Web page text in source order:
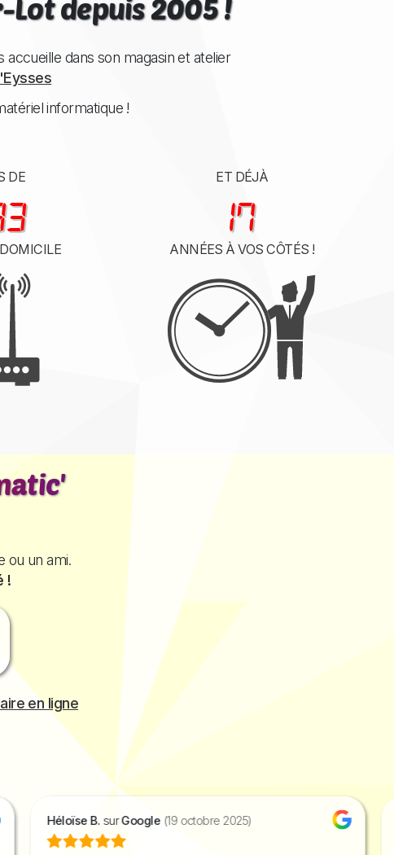
Lotdepuis 2005 !
accueille dans son magasin et atelier
informatique !
DE ET DÉJÀ
20
ANNÉES À VOS CÔTÉS !
ou un ami.
!
en ligne
Héloïse B. surGoogle (19 octobre 2025)